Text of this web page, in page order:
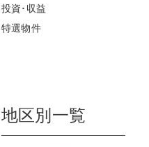
投資･収益
特選物件
地区別一覧